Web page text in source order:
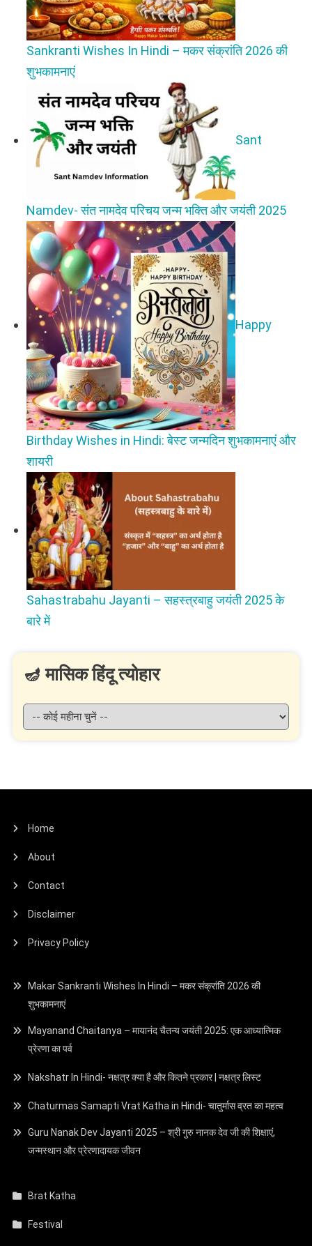
Sankranti Wishes In Hindi – मकर संक्रांति 2026 की
शुभकामनाएं
Sant
Namdev- संत नामदेव परिचय जन्म भक्ति और जयंती 2025
Happy
Birthday Wishes in Hindi: बेस्ट जन्मदिन शुभकामनाएं और
शायरी
Sahastrabahu Jayanti – सहस्त्रबाहु जयंती 2025 के
बारे में
🪔 मासिक हिंदू त्योहार
Home
About
Contact
Disclaimer
Privacy Policy
Makar Sankranti Wishes In Hindi – मकर संक्रांति 2026 की
शुभकामनाएं
Mayanand Chaitanya – मायानंद चैतन्य जयंती 2025: एक आध्यात्मिक
प्रेरणा का पर्व
Nakshatr In Hindi- नक्षत्र क्या है और कितने प्रकार | नक्षत्र लिस्ट
Chaturmas Samapti Vrat Katha in Hindi- चातुर्मास व्रत का महत्व
Guru Nanak Dev Jayanti 2025 – श्री गुरु नानक देव जी की शिक्षाएं,
जन्मस्थान और प्रेरणादायक जीवन
Brat Katha
Festival